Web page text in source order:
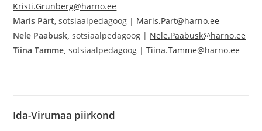
Kristi.Grunberg@harno.ee
Maris Pärt, sotsiaalpedagoog | Maris.Part@harno.ee
Nele Paabusk,sotsiaalpedagoog | Nele.Paabusk@harno.ee
Tiina Tamme,sotsiaalpedagoog |Tiina.Tamme@harno.ee
Ida-Virumaa piirkond